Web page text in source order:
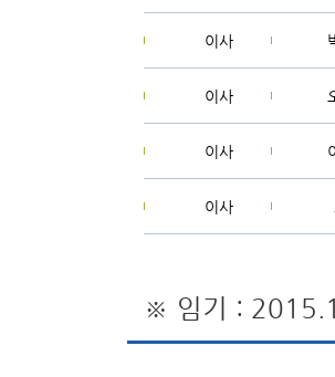
이사
이사
이사
이사
※ 임기 :